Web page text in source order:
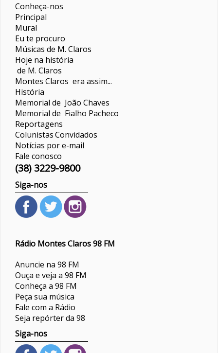
Conheça-nos
Principal
Mural
Eu te procuro
Músicas de M. Claros
Hoje na história
de M. Claros
Montes Claros era assim...
História
Memorial de João Chaves
Memorial de Fialho Pacheco
Reportagens
ColunistasConvidados
Notícias por e-mail
Fale conosco
(38) 3229-9800
Siga-nos
Rádio Montes Claros 98 FM
Anuncie na 98 FM
Ouça e veja a 98 FM
Conheça a 98 FM
Peça sua música
Fale com a Rádio
Seja repórter da 98
Siga-nos